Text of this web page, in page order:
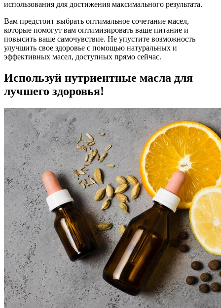
использования для достижения максимального результата.
Вам предстоит выбрать оптимальное сочетание масел,
которые помогут вам оптимизировать ваше питание и
повысить ваше самочувствие. Не упустите возможность
улучшить свое здоровье с помощью натуральных и
эффективных масел, доступных прямо сейчас.
Используй нутриентные масла для
лучшего здоровья!